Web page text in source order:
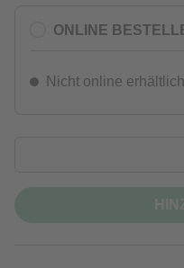
ONLINE
Nicht online erhältlich